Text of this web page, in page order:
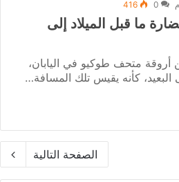
0
416
ما قبل الميلاد إلى
أروقة متحف طوكيو في اليابان،
كأنه يقيس تلك المسافة…
الصفحة التالية